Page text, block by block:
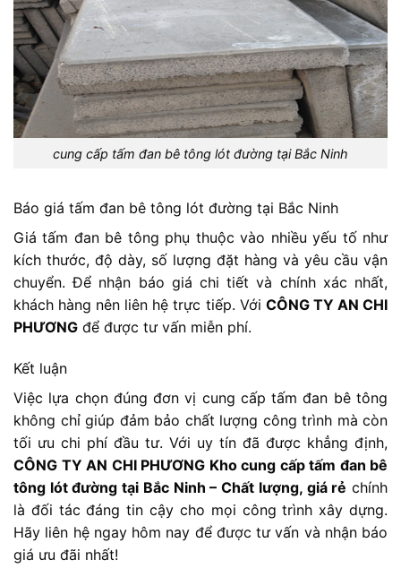
cung cấp tấm đan bê tông lót đường tại Bắc Ninh
Báo giá tấm đan bê tông lót đường tại Bắc Ninh
Giá tấm đan bê tông phụ thuộc vào nhiều yếu tố như
kích thước, độ dày, số lượng đặt hàng và yêu cầu vận
chuyển. Để nhận báo giá chi tiết và chính xác nhất,
khách hàng nên liên hệ trực tiếp. Với CÔNG TY AN CHI
PHƯƠNG để được tư vấn miễn phí.
Kết luận
Việc lựa chọn đúng đơn vị cung cấp tấm đan bê tông
không chỉ giúp đảm bảo chất lượng công trình mà còn
tối ưu chi phí đầu tư. Với uy tín đã được khẳng định,
CÔNG TY AN CHI PHƯƠNG Kho cung cấp tấm đan bê
tông lót đường tại Bắc Ninh – Chất lượng, giá rẻ chính
là đối tác đáng tin cậy cho mọi công trình xây dựng.
Hãy liên hệ ngay hôm nay để được tư vấn và nhận báo
giá ưu đãi nhất!